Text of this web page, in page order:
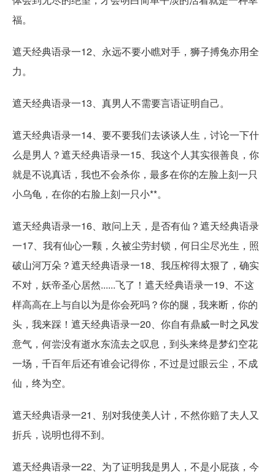
福。
遮天经典语录一12、永远不要小瞧对手，狮子搏兔亦用全
力。
遮天经典语录一13、真男人不需要言语证明自己。
遮天经典语录一14、要不要我们去谈谈人生，讨论一下什
么是男人？遮天经典语录一15、我这个人其实很善良，你
就是不说真话，我也不会杀你，最多在你的左脸上刻一只
小乌龟，在你的右脸上刻一只小**。
遮天经典语录一16、敢问上天，是否有仙？遮天经典语录
一17、我有仙心一颗，久被尘劳封锁，何日尘尽光生，照
破山河万朵？遮天经典语录一18、我压榨得太狠了，确实
不对，妖帝圣心居然......飞了！遮天经典语录一19、不这
样高高在上与自以为是你会死吗？你的腿，我来断，你的
头，我来踩！遮天经典语录一20、你自有鼎威一时之风发
意气，何尝没有逝水东流去之叹息，到头来终是梦幻空花
一场，千百年后还有谁会记得你，不过是过眼云尘，不成
仙，终为空。
遮天经典语录一21、别对我使美人计，不然你赔了夫人又
折兵，说明也得不到。
遮天经典语录一22、为了证明我是男人，不是小屁孩，今